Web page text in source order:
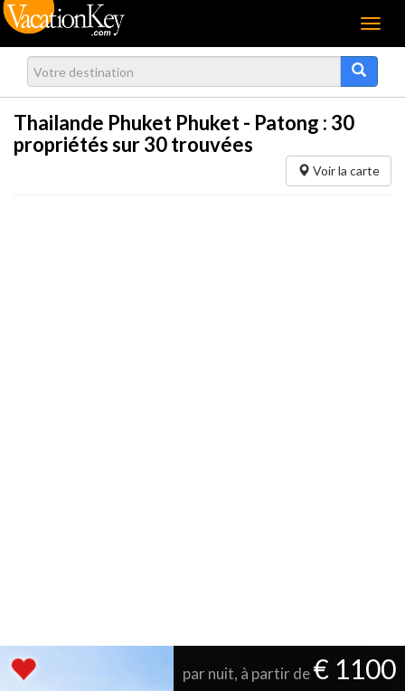
Menu
Thailande Phuket Phuket - Patong : 30
propriétés sur 30 trouvées
Voir la carte
par nuit, à partir de€ 1100